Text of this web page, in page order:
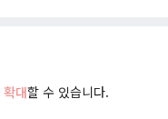
확대할 수 있습니다.